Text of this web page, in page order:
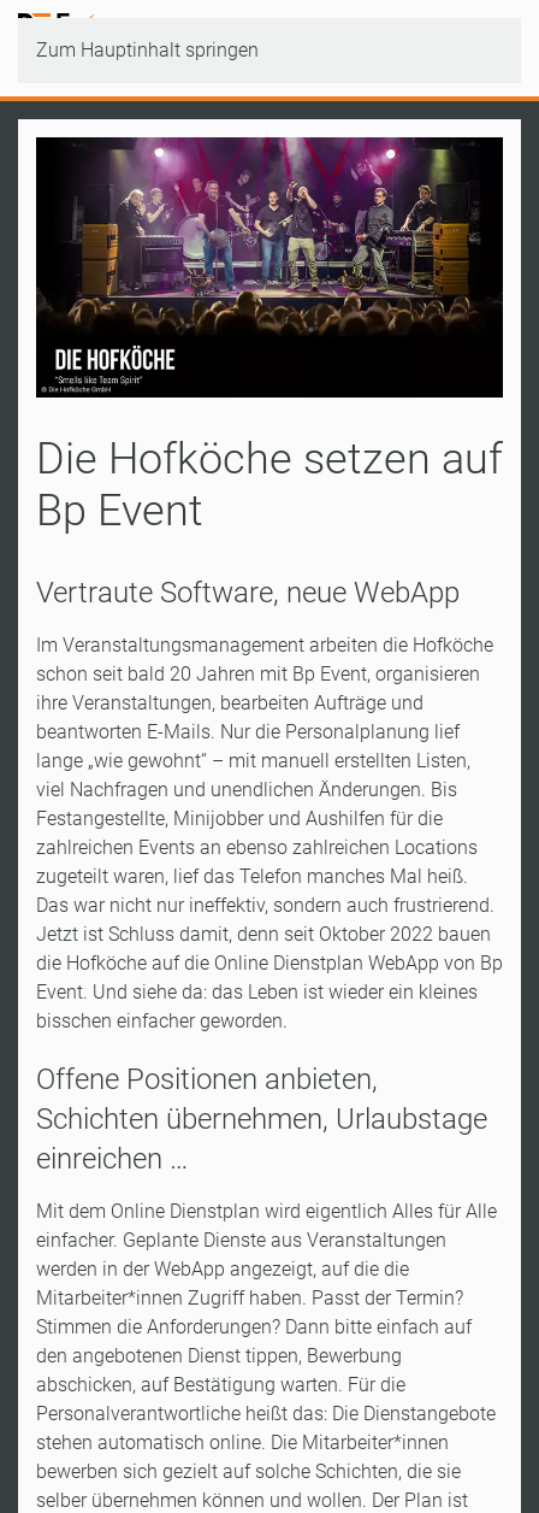
Zum Hauptinhalt springen
Die Hofköche setzen auf
Bp Event
Vertraute Software, neue WebApp
Im Veranstaltungsmanagement arbeiten die Hofköche
schon seit bald 20 Jahren mit Bp Event, organisieren
ihre Veranstaltungen, bearbeiten Aufträge und
beantworten E-Mails. Nur die Personalplanung lief
lange „wie gewohnt“ – mit manuell erstellten Listen,
viel Nachfragen und unendlichen Änderungen. Bis
Festangestellte, Minijobber und Aushilfen für die
zahlreichen Events an ebenso zahlreichen Locations
zugeteilt waren, lief das Telefon manches Mal heiß.
Das war nicht nur ineffektiv, sondern auch frustrierend.
Jetzt ist Schluss damit, denn seit Oktober 2022 bauen
die Hofköche auf die Online Dienstplan WebApp von Bp
Event. Und siehe da: das Leben ist wieder ein kleines
bisschen einfacher geworden.
Offene Positionen anbieten,
Schichten übernehmen, Urlaubstage
einreichen …
Mit dem Online Dienstplan wird eigentlich Alles für Alle
einfacher. Geplante Dienste aus Veranstaltungen
werden in der WebApp angezeigt, auf die die
Mitarbeiter*innen Zugriff haben. Passt der Termin?
Stimmen die Anforderungen? Dann bitte einfach auf
den angebotenen Dienst tippen, Bewerbung
abschicken, auf Bestätigung warten. Für die
Personalverantwortliche heißt das: Die Dienstangebote
stehen automatisch online. Die Mitarbeiter*innen
bewerben sich gezielt auf solche Schichten, die sie
selber übernehmen können und wollen. Der Plan ist